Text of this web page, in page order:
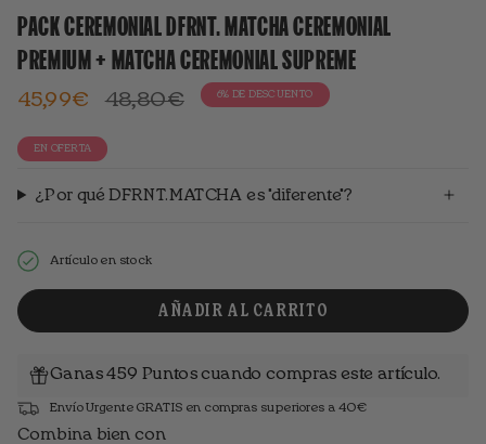
PACK CEREMONIAL DFRNT. MATCHA CEREMONIAL
PREMIUM + MATCHA CEREMONIAL SUPREME
45,99€
Precio
48,80€ 6% DE DESCUENTO
EN OFERTA
¿Por qué DFRNT.MATCHA es "diferente"?
Artículo en stock
AÑADIR AL CARRITO
Ganas 459 Puntos cuando compras este artículo.
Envío Urgente GRATIS en compras superiores a 40€
Combina bien con